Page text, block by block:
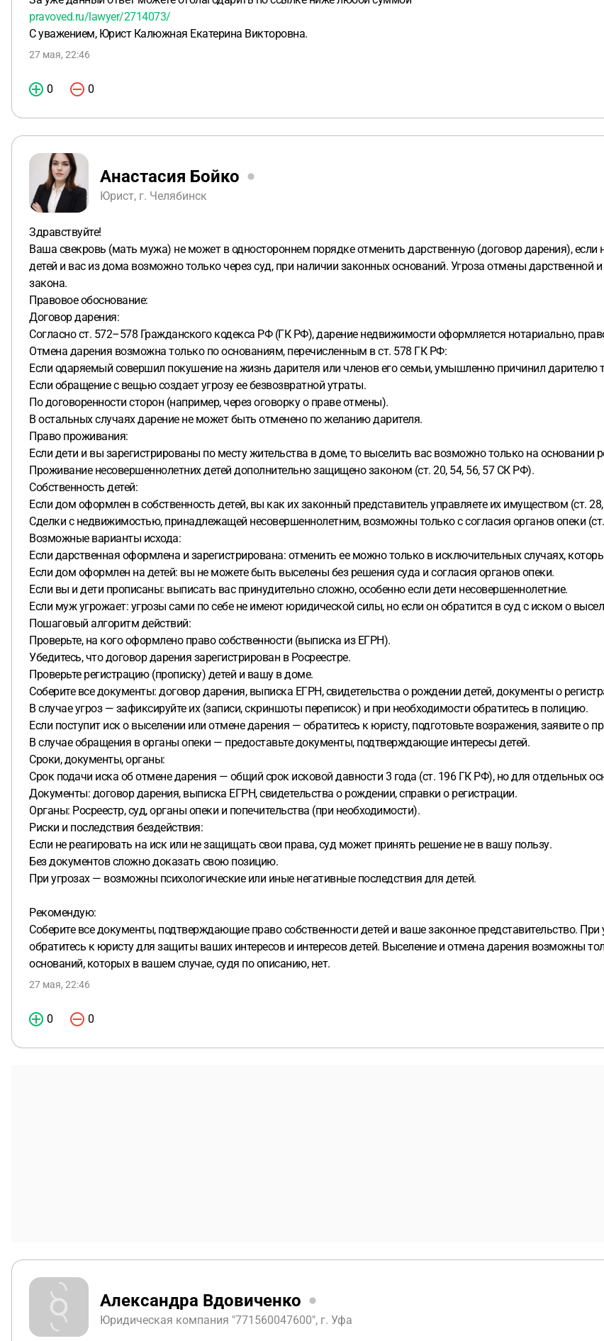
pravoved.ru/lawyer/2714073/
С уважением, Юрист Калюжная Екатерина Викторовна.
27 мая, 22:46
0 0
Анастасия Бойко
Юрист, г. Челябинск
Здравствуйте!
Ваша свекровь (мать мужа) не может в одностороннем порядке отменить дарственную (договор дарения),
детей и вас из дома возможно только через суд, при наличии законных оснований. Угроза отмены
закона.
Правовое обоснование:
Договор дарения:
Согласно ст. 572–578 Гражданского кодекса РФ (ГК РФ), дарение недвижимости оформляется нотариально,
Отмена дарения возможна только по основаниям, перечисленным в ст. 578 ГК РФ:
Если одаряемый совершил покушение на жизнь дарителя или членов его семьи, умышленно причинил дарителю
Если обращение с вещью создает угрозу ее безвозвратной утраты.
По договоренности сторон (например, через оговорку о праве отмены).
В остальных случаях дарение не может быть отменено по желанию дарителя.
Право проживания:
Если дети и вы зарегистрированы по месту жительства в доме, то выселить вас возможно только на
Проживание несовершеннолетних детей дополнительно защищено законом (ст. 20, 54, 56, 57 СК РФ).
Собственность детей:
Если дом оформлен в собственность детей, вы как их законный представитель управляете их имуществом (ст.
Сделки с недвижимостью, принадлежащей несовершеннолетним, возможны только с согласия органов опеки
Возможные варианты исхода:
Если дарственная оформлена и зарегистрирована: отменить ее можно только в исключительных случаях,
Если дом оформлен на детей: вы не можете быть выселены без решения суда и согласия органов опеки.
Если вы и дети прописаны: выписать вас принудительно сложно, особенно если дети несовершеннолетние.
Если муж угрожает: угрозы сами по себе не имеют юридической силы, но если он обратится в суд с иском о
Пошаговый алгоритм действий:
Проверьте, на кого оформлено право собственности (выписка из ЕГРН).
Убедитесь, что договор дарения зарегистрирован в Росреестре.
Проверьте регистрацию (прописку) детей и вашу в доме.
Соберите все документы: договор дарения, выписка ЕГРН, свидетельства о рождении детей, документы о
В случае угроз — зафиксируйте их (записи, скриншоты переписок) и при необходимости обратитесь в полицию.
Если поступит иск о выселении или отмене дарения — обратитесь к юристу, подготовьте возражения, заявите о
В случае обращения в органы опеки — предоставьте документы, подтверждающие интересы детей.
Сроки, документы, органы:
Срок подачи иска об отмене дарения — общий срок исковой давности 3 года (ст. 196 ГК РФ), но для отдельных
Документы: договор дарения, выписка ЕГРН, свидетельства о рождении, справки о регистрации.
Органы: Росреестр, суд, органы опеки и попечительства (при необходимости).
Риски и последствия бездействия:
Если не реагировать на иск или не защищать свои права, суд может принять решение не в вашу пользу.
Без документов сложно доказать свою позицию.
При угрозах — возможны психологические или иные негативные последствия для детей.
Рекомендую:
Соберите все документы, подтверждающие право собственности детей и ваше законное представительство.
обратитесь к юристу для защиты ваших интересов и интересов детей. Выселение и отмена дарения возможны
оснований, которых в вашем случае, судя по описанию, нет.
27 мая, 22:46
0 0
Александра Вдовиченко
Юридическая компания "771560047600", г. Уфа